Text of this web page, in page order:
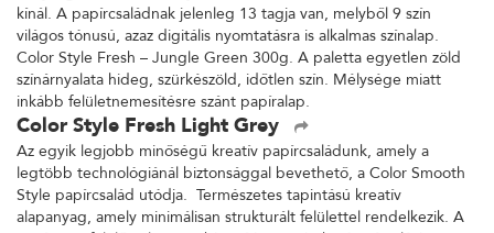
kínál. A papírcsaládnak jelenleg 13 tagja van, melyből 9 szín
világos tónusú, azaz digitális nyomtatásra is alkalmas színalap.
Color Style Fresh – Jungle Green 300g. A paletta egyetlen zöld
színárnyalata hideg, szürkészöld, időtlen szín. Mélysége miatt
inkább felületnemesítésre szánt papíralap.
Color Style Fresh Light Grey
Az egyik legjobb minőségű kreatív papírcsaládunk, amely a
legtöbb technológiánál biztonsággal bevethető, a Color Smooth
Style papírcsalád utódja. Természetes tapintású kreatív
alapanyag, amely minimálisan strukturált felülettel rendelkezik. A